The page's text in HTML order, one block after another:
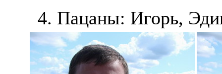
4. Пацаны: Игорь,